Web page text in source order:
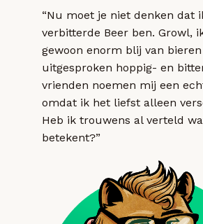
“Nu moet je niet denken dat
verbitterde Beer ben. Growl,
gewoon enorm blij van
uitgesproken hoppig- en
vrienden noemen mij een
omdat ik het liefst alleen
Heb ik trouwens al verteld
betekent?”